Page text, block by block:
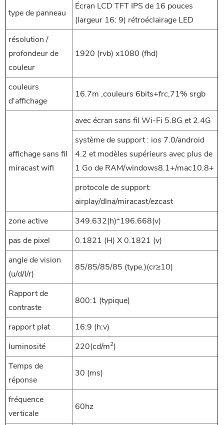
type de panneau
Écran LCD TFT IPS de 16 pouces
(largeur 16: 9) rétroéclairage LED
résolution /
profondeur de
couleur
1920 (rvb) x1080 (fhd)
couleurs
d'affichage
16.7m ,couleurs 6bits+frc,71% srgb
affichage sans fil
miracast wifi
avec écran sans fil Wi-Fi 5.8G et 2.4G
système de support : ios 7.0/android
4.2 et modèles supérieurs avec plus de
1 Go de RAM/windows8.1+/mac10.8+
protocole de support:
airplay/dlna/miracast/ezcast
zone active
349.632(h)*196.668(v)
pas de pixel
0.1821 (H) X 0.1821 (v)
angle de vision
(u/d/l/r)
85/85/85/85 (type.)(cr≥10)
Rapport de
contraste
800:1 (typique)
rapport plat
16:9 (h:v)
luminosité
220(cd/m2)
Temps de
réponse
30 (ms)
fréquence
verticale
60hz